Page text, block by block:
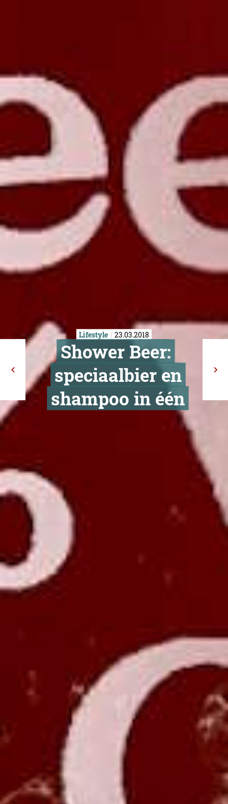
Lifestyle 23.03.2018
Shower